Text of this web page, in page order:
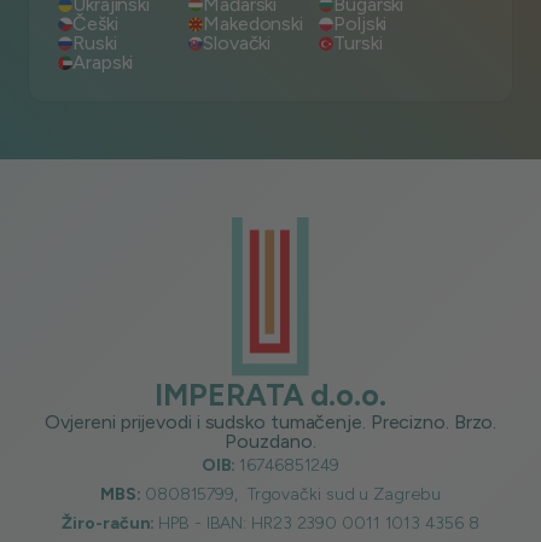
Češki
Makedonski
Poljski
Ruski
Slovački
Turski
Arapski
IMPERATA d.o.o.
Ovjereni prijevodi i sudsko tumačenje. Precizno. Brzo.
Pouzdano.
OIB: 16746851249
MBS: 080815799, Trgovački sud u Zagrebu
Žiro-račun: HPB - IBAN: HR23 2390 0011 1013 4356 8